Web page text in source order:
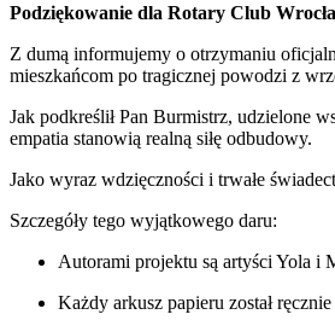
Podziękowanie dla Rotary Club
Z dumą informujemy o otrzymaniu
mieszkańcom po tragicznej powodzi z
Jak podkreślił Pan Burmistrz, udzielone
empatia stanowią realną siłę odbudowy.
Jako wyraz wdzięczności i trwałe
Szczegóły tego wyjątkowego daru:
Autorami projektu są artyści Yola i
Każdy arkusz papieru został